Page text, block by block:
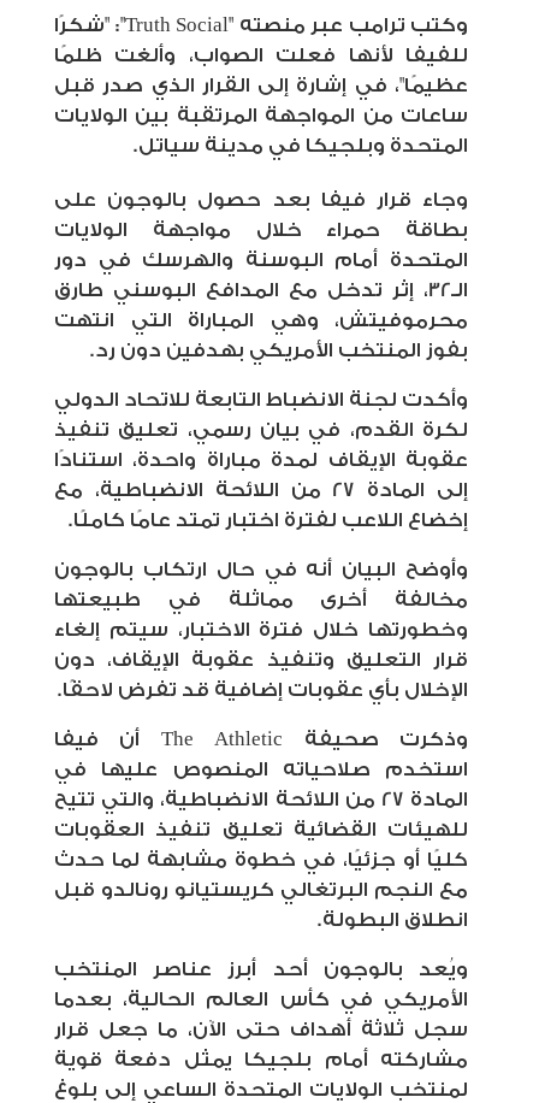
وكتب ترامب عبر منصته "Truth Social":
"شكرًا
للفيفا لأنها فعلت الصواب، وألغت ظلمًا
عظيمًا"، في إشارة إلى القرار الذي صدر قبل
ساعات من المواجهة المرتقبة بين الولايات
المتحدة وبلجيكا في مدينة سياتل.
وجاء قرار فيفا بعد حصول بالوجون على
بطاقة حمراء خلال مواجهة الولايات
المتحدة أمام البوسنة والهرسك في دور
الـ32، إثر تدخل مع المدافع البوسني طارق
محرموفيتش، وهي المباراة التي انتهت
بفوز المنتخب الأمريكي بهدفين دون رد.
وأكدت لجنة الانضباط التابعة للاتحاد الدولي
لكرة القدم، في بيان رسمي، تعليق تنفيذ
عقوبة الإيقاف لمدة مباراة واحدة، استنادًا
إلى المادة 27 من اللائحة الانضباطية، مع
إخضاع اللاعب لفترة اختبار تمتد عامًا كاملًا.
وأوضح البيان أنه في حال ارتكاب بالوجون
مخالفة أخرى مماثلة في طبيعتها
وخطورتها خلال فترة الاختبار، سيتم إلغاء
قرار التعليق وتنفيذ عقوبة الإيقاف، دون
الإخلال بأي عقوبات إضافية قد تفرض لاحقًا.
وذكرت صحيفة The Athletic أن فيفا
استخدم صلاحياته المنصوص عليها في
المادة 27 من اللائحة الانضباطية، والتي تتيح
للهيئات القضائية تعليق تنفيذ العقوبات
كليًا أو جزئيًا، في خطوة مشابهة لما حدث
مع النجم البرتغالي كريستيانو رونالدو قبل
انطلاق البطولة.
ويُعد بالوجون أحد أبرز عناصر المنتخب
الأمريكي في كأس العالم الحالية، بعدما
سجل ثلاثة أهداف حتى الآن، ما جعل قرار
مشاركته أمام بلجيكا يمثل دفعة قوية
لمنتخب الولايات المتحدة الساعي إلى بلوغ